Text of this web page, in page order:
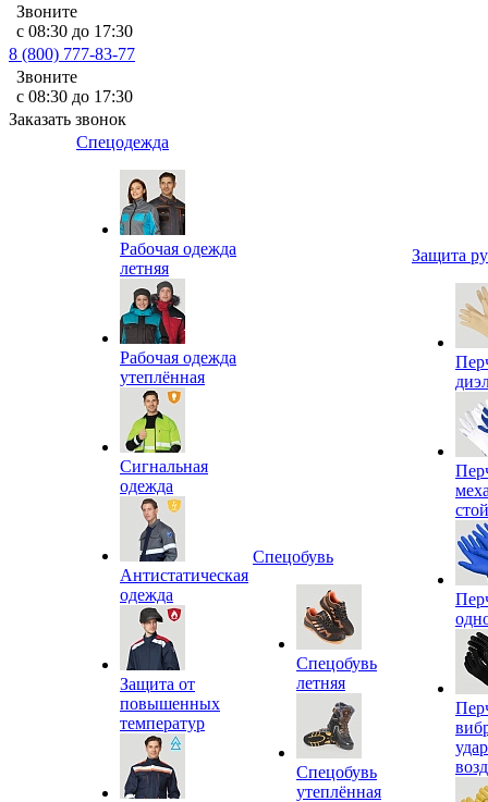
Звоните
с 08:30 до 17:30
8 (800) 777-83-77
Звоните
с 08:30 до 17:30
Заказать звонок
Спецодежда
Рабочая одежда
летняя
Рабочая одежда
утеплённая
Сигнальная
одежда
Антистатическая
одежда
Защита от
повышенных
температур
Спецобувь
Спецобувь
летняя
Спецобувь
утеплённая
Защита